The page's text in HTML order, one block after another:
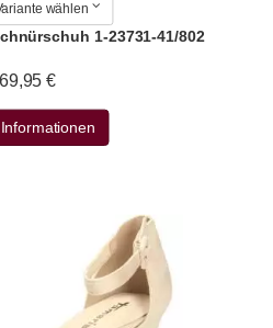
wählen
1-23731-41/802
69,95 €